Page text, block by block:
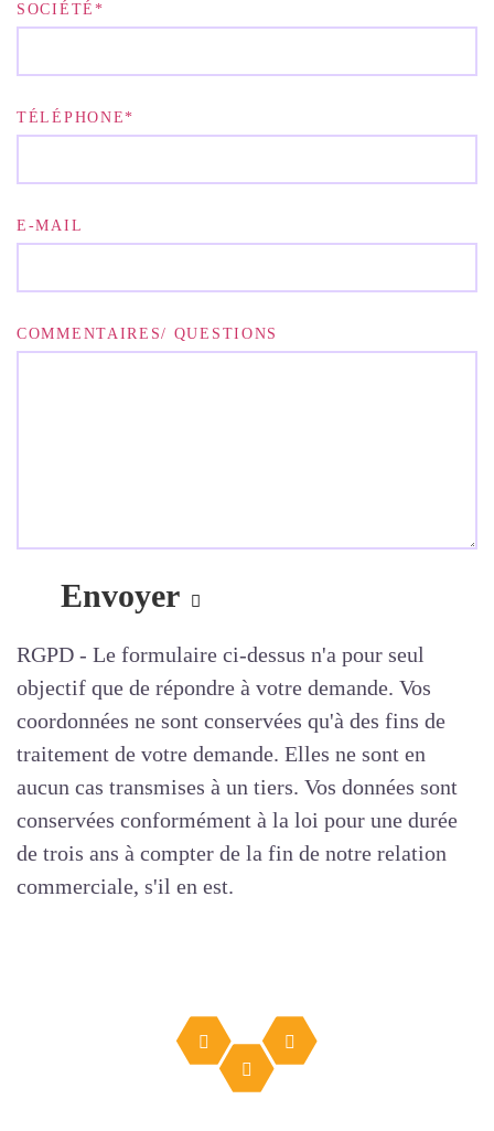
SOCIÉTÉ*
TÉLÉPHONE*
E-MAIL
COMMENTAIRES/ QUESTIONS
RGPD - Le formulaire ci-dessus n'a pour seul
objectif que de répondre à votre demande. Vos
coordonnées ne sont conservées qu'à des fins de
traitement de votre demande. Elles ne sont en
aucun cas transmises à un tiers. Vos données sont
conservées conformément à la loi pour une durée
de trois ans à compter de la fin de notre relation
commerciale, s'il en est.